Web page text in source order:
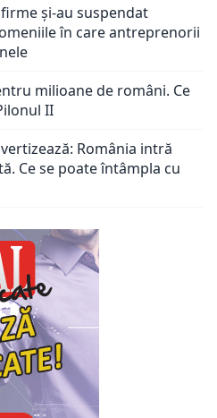
și-au suspendat
în care antreprenorii
milioane de români. Ce
II
România intră
Ce se poate întâmpla cu